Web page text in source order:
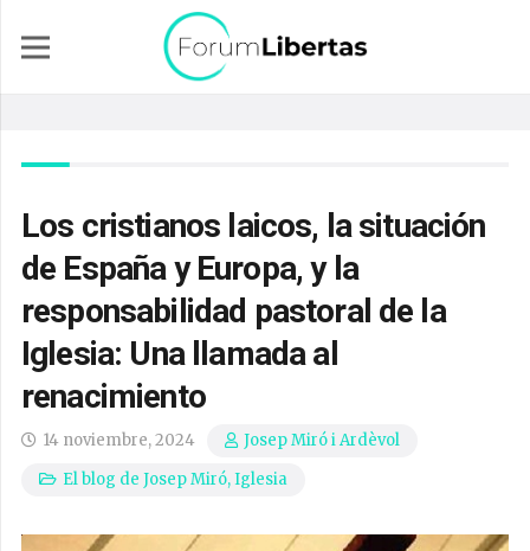
Los cristianos laicos, la situación
de España y Europa, y la
responsabilidad pastoral de la
Iglesia: Una llamada al
renacimiento
14 noviembre, 2024
Josep Miró i Ardèvol
El blog de Josep Miró,Iglesia